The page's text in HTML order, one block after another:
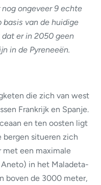
ongeveer 9 echte
van de huidige
er in 2050 geen
in de Pyreneeën.
die zich van west
Frankrijk en Spanje.
en ten oosten ligt
bergen situeren zich
met een maximale
in het Maladeta-
boven de 3000 meter,